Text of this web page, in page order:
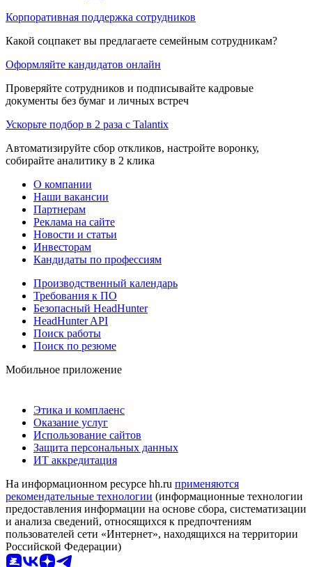
Корпоративная поддержка сотрудников
Какой соцпакет вы предлагаете семейным сотрудникам?
Оформляйте кандидатов онлайн
Проверяйте сотрудников и подписывайте кадровые
документы без бумаг и личных встреч
Ускорьте подбор в 2 раза с Talantix
Автоматизируйте сбор откликов, настройте воронку,
собирайте аналитику в 2 клика
О компании
Наши вакансии
Партнерам
Реклама на сайте
Новости и статьи
Инвесторам
Кандидаты по профессиям
Производственный календарь
Требования к ПО
Безопасный HeadHunter
HeadHunter API
Поиск работы
Поиск по резюме
Мобильное приложение
Этика и комплаенс
Оказание услуг
Использование сайтов
Защита персональных данных
ИТ аккредитация
На информационном ресурсе hh.ru применяются
рекомендательные технологии (информационные технологии
предоставления информации на основе сбора, систематизации
и анализа сведений, относящихся к предпочтениям
пользователей сети «Интернет», находящихся на территории
Российской Федерации)